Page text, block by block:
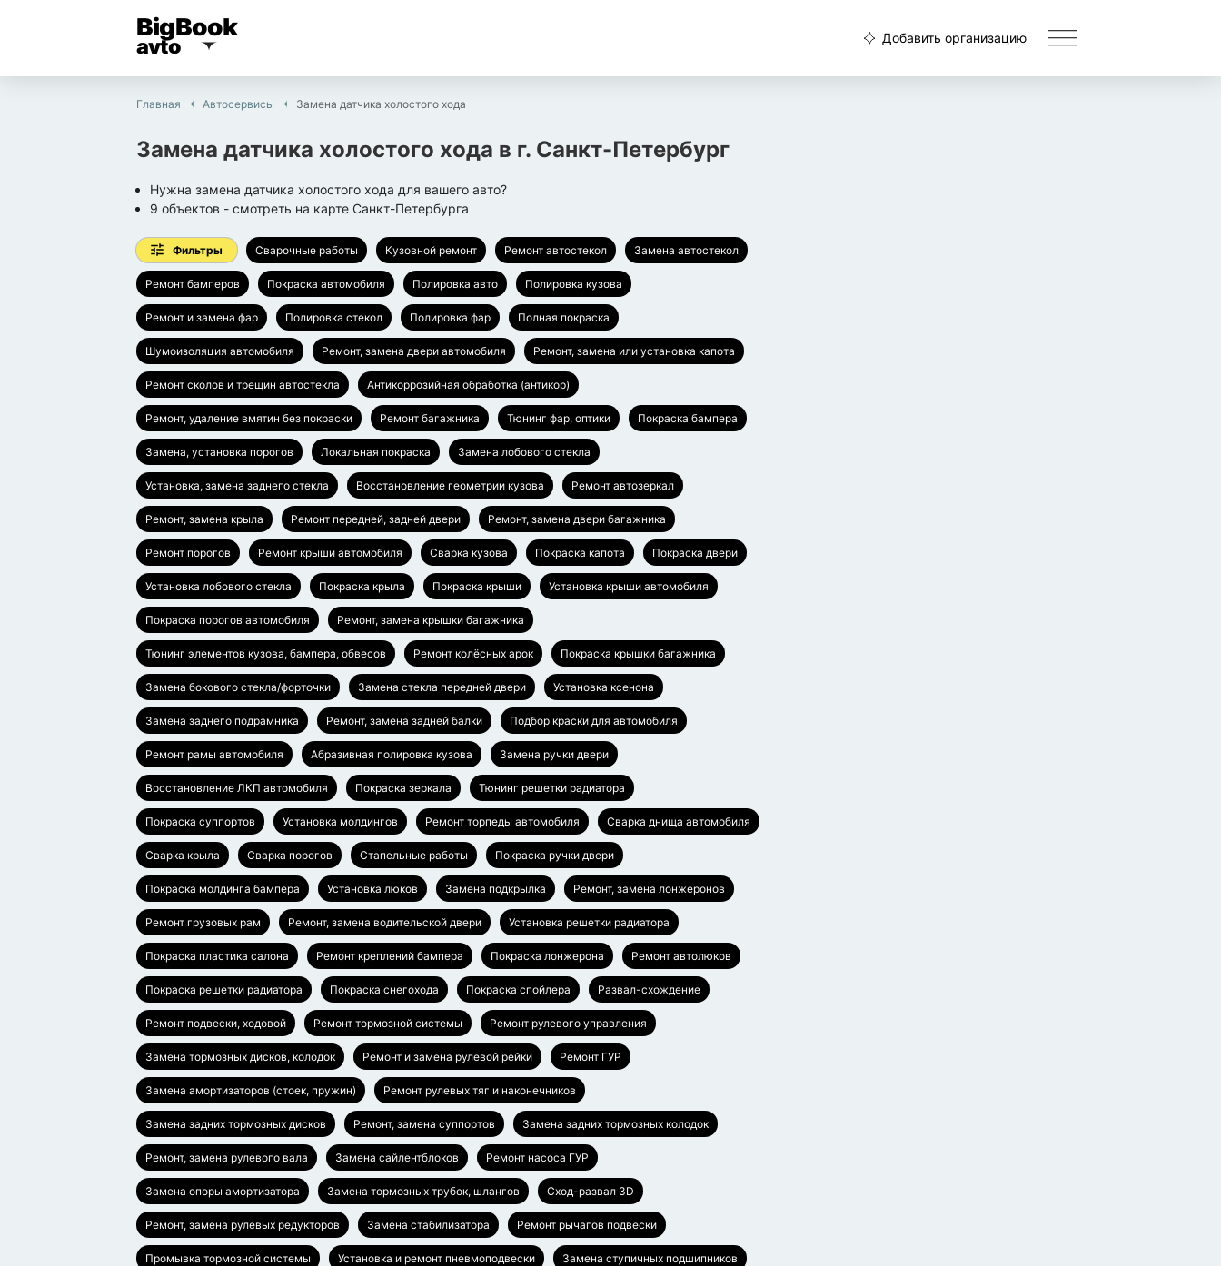
BigBook
avto Добавить организацию
Главная Автосервисы Замена датчика холостого хода
Замена датчика холостого хода в г. Санкт-Петербург
Нужна замена датчика холостого хода для вашего авто?
9 объектов - смотреть на карте Санкт-Петербурга
Фильтры Сварочные работы Кузовной ремонт Ремонт автостекол Замена автостекол
Ремонт бамперов Покраска автомобиля Полировка авто Полировка кузова
Ремонт и замена фар Полировка стекол Полировка фар Полная покраска
Шумоизоляция автомобиля Ремонт, замена двери автомобиля Ремонт, замена или установка капота
Ремонт сколов и трещин автостекла Антикоррозийная обработка (антикор)
Ремонт, удаление вмятин без покраски Ремонт багажника Тюнинг фар, оптики Покраска бампера
Замена, установка порогов Локальная покраска Замена лобового стекла
Установка, замена заднего стекла Восстановление геометрии кузова Ремонт автозеркал
Ремонт, замена крыла Ремонт передней, задней двери Ремонт, замена двери багажника
Ремонт порогов Ремонт крыши автомобиля Сварка кузова Покраска капота Покраска двери
Установка лобового стекла Покраска крыла Покраска крыши Установка крыши автомобиля
Покраска порогов автомобиля Ремонт, замена крышки багажника
Тюнинг элементов кузова, бампера, обвесов Ремонт колёсных арок Покраска крышки багажника
Замена бокового стекла/форточки Замена стекла передней двери Установка ксенона
Замена заднего подрамника Ремонт, замена задней балки Подбор краски для автомобиля
Ремонт рамы автомобиля Абразивная полировка кузова Замена ручки двери
Восстановление ЛКП автомобиля Покраска зеркала Тюнинг решетки радиатора
Покраска суппортов Установка молдингов Ремонт торпеды автомобиля Сварка днища автомобиля
Сварка крыла Сварка порогов Стапельные работы Покраска ручки двери
Покраска молдинга бампера Установка люков Замена подкрылка Ремонт, замена лонжеронов
Ремонт грузовых рам Ремонт, замена водительской двери Установка решетки радиатора
Покраска пластика салона Ремонт креплений бампера Покраска лонжерона Ремонт автолюков
Покраска решетки радиатора Покраска снегохода Покраска спойлера Развал-схождение
Ремонт подвески, ходовой Ремонт тормозной системы Ремонт рулевого управления
Замена тормозных дисков, колодок Ремонт и замена рулевой рейки Ремонт ГУР
Замена амортизаторов (стоек, пружин) Ремонт рулевых тяг и наконечников
Замена задних тормозных дисков Ремонт, замена суппортов Замена задних тормозных колодок
Ремонт, замена рулевого вала Замена сайлентблоков Ремонт насоса ГУР
Замена опоры амортизатора Замена тормозных трубок, шлангов Сход-развал 3D
Ремонт, замена рулевых редукторов Замена стабилизатора Ремонт рычагов подвески
Промывка тормозной системы Установка и ремонт пневмоподвески Замена ступичных подшипников